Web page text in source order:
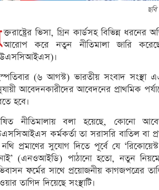
ক্তরাষ্ট্রের ভিসা, গ্রিন কার্ডসহ বিভিন্ন
আরোপ করে নতুন নীতিমালা জারি
(৬ আগস্ট) ভারতীয় সংবাদ সংস্থা
আবেদনকারীদের আবেদনের প্রাথমিক
হবে।
নীতিমালায় বলা হয়েছে, কোনো
কর্মকর্তা তা সরাসরি বাতিল বা
নথি প্রমাণের সুযোগ দিতে পূর্বে যে
(এনওআইডি) পাঠানো হতো, নতুন
ফর্মের সাথে প্রয়োজনীয় কাগজপত্রের
তাগিদ দিয়েছে সংস্থাটি।